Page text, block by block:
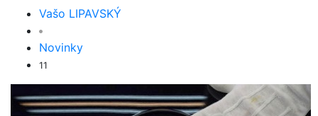
Vašo LIPAVSKÝ
Novinky
11